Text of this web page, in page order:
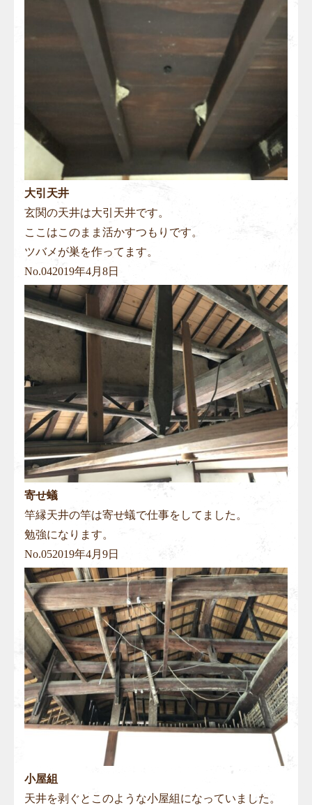
大引天井
玄関の天井は大引天井です。
ここはこのまま活かすつもりです。
ツバメが巣を作ってます。
No.042019年4月8日
寄せ蟻
竿縁天井の竿は寄せ蟻で仕事をしてました。
勉強になります。
No.052019年4月9日
小屋組
天井を剥ぐとこのような小屋組になっていました。